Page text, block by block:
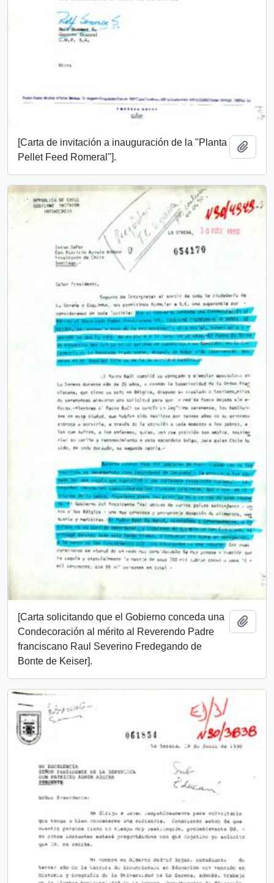
[Carta de invitación a inauguración de la "Planta
Pellet Feed Romeral"].
[Carta solicitando que el Gobierno conceda una
Condecoración al mérito al Reverendo Padre
franciscano Raul Severino Fredegando de
Bonte de Keiser].